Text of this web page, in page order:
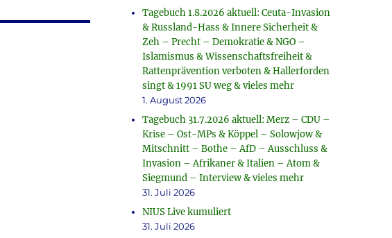
Tagebuch 1.8.2026 aktuell: Ceuta-Invasion
& Russland-Hass & Innere Sicherheit &
Zeh – Precht – Demokratie & NGO –
Islamismus & Wissenschaftsfreiheit &
Rattenprävention verboten & Hallerforden
singt & 1991 SU weg & vieles mehr
1. August 2026
Tagebuch 31.7.2026 aktuell: Merz – CDU –
Krise – Ost-MPs & Köppel – Solowjow &
Mitschnitt – Bothe – AfD – Ausschluss &
Invasion – Afrikaner & Italien – Atom &
Siegmund – Interview & vieles mehr
31. Juli 2026
NIUS Live kumuliert
31. Juli 2026